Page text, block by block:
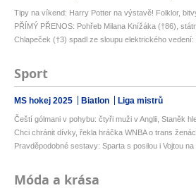
Tipy na víkend: Harry Potter na výstavě! Folklor,
PŘÍMÝ PŘENOS: Pohřeb Milana Knížáka (†86),
Chlapeček (†3) spadl ze sloupu elektrického vedení:
Sport
MS hokej 2025 Biatlon Liga mistrů
Čeští gólmani v pohybu: čtyři muži v Anglii, Staněk
Chci chránit dívky, řekla hráčka WNBA o trans
Pravděpodobné sestavy: Sparta s posilou i Vojtou na
Móda a krása